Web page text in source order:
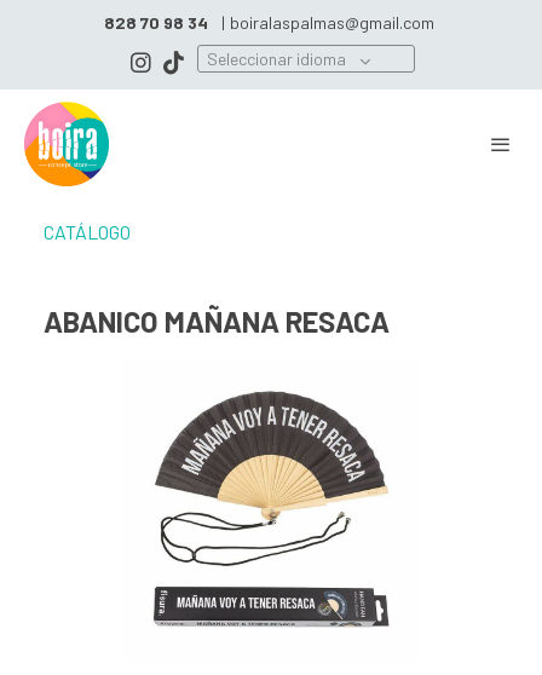
828 70 98 34 | boiralaspalmas@gmail.com
Seleccionar idioma
CATÁLOGO
ABANICO MAÑANA RESACA